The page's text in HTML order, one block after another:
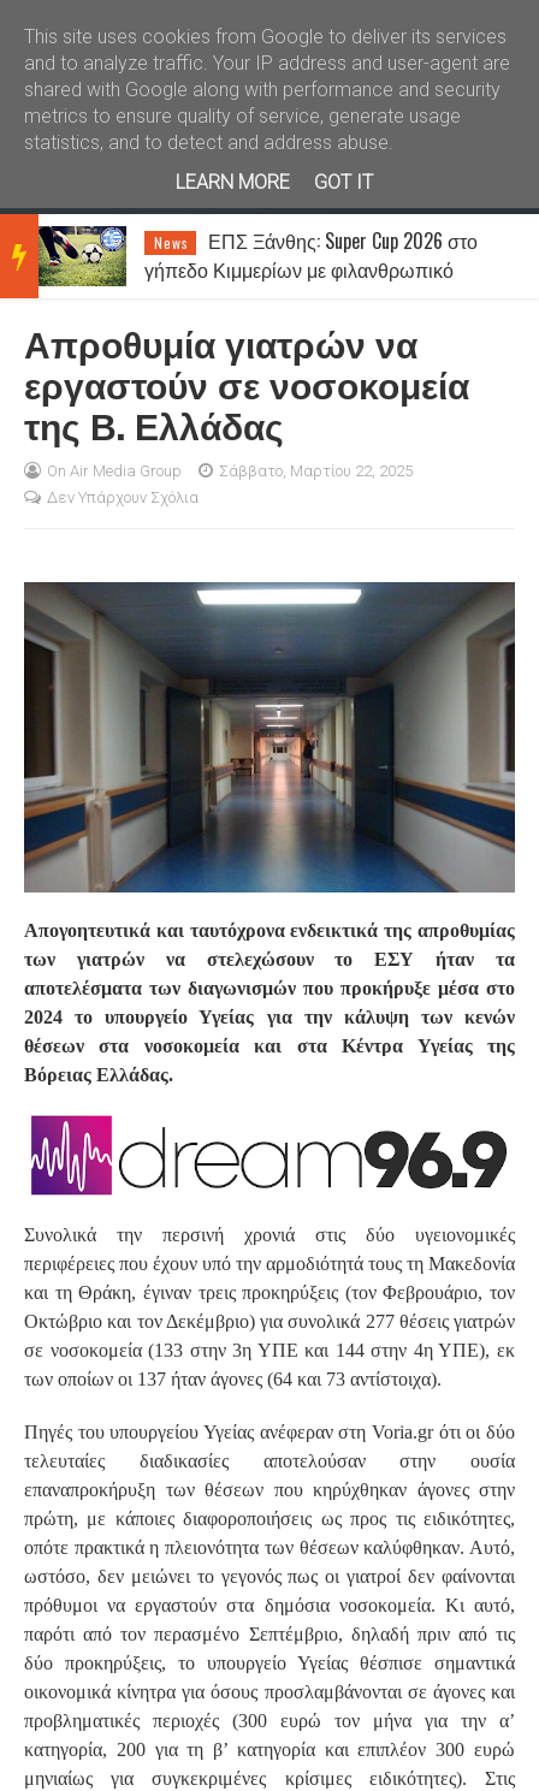
Καλώς ήλθατε Kral News
BRE
AKIN
NEW
News
ΕΠΣ Ξάνθης: Super Cup 2026 στο
γήπεδο Κιμμερίων με φιλανθρωπικό
Απροθυμία γιατρών να
εργαστούν σε νοσοκομεία
της Β. Ελλάδας
On Air Media Group
Σάββατο, Μαρτίου 22, 2025
Δεν Υπάρχουν Σχόλια
Απογοητευτικά και ταυτόχρονα ενδεικτικά της απροθυμίας
των γιατρών να στελεχώσουν το ΕΣΥ ήταν τα
αποτελέσματα των διαγωνισμών που προκήρυξε μέσα στο
2024 το υπουργείο Υγείας για την κάλυψη των κενών
θέσεων στα νοσοκομεία και στα Κέντρα Υγείας της
Βόρειας Ελλάδας.
Συνολικά την περσινή χρονιά στις δύο υγειονομικές
περιφέρειες που έχουν υπό την αρμοδιότητά τους τη Μακεδονία
και τη Θράκη, έγιναν τρεις προκηρύξεις (τον Φεβρουάριο, τον
Οκτώβριο και τον Δεκέμβριο) για συνολικά 277 θέσεις γιατρών
σε νοσοκομεία (133 στην 3η ΥΠΕ και 144 στην 4η ΥΠΕ), εκ
των οποίων οι 137 ήταν άγονες (64 και 73 αντίστοιχα).
Πηγές του υπουργείου Υγείας ανέφεραν στη Voria.gr ότι οι δύο
τελευταίες διαδικασίες αποτελούσαν στην ουσία
επαναπροκήρυξη των θέσεων που κηρύχθηκαν άγονες στην
πρώτη, με κάποιες διαφοροποιήσεις ως προς τις ειδικότητες,
οπότε πρακτικά η πλειονότητα των θέσεων καλύφθηκαν. Αυτό,
ωστόσο, δεν μειώνει το γεγονός πως οι γιατροί δεν φαίνονται
πρόθυμοι να εργαστούν στα δημόσια νοσοκομεία. Κι αυτό,
παρότι από τον περασμένο Σεπτέμβριο, δηλαδή πριν από τις
δύο προκηρύξεις, το υπουργείο Υγείας θέσπισε σημαντικά
οικονομικά κίνητρα για όσους προσλαμβάνονται σε άγονες και
προβληματικές περιοχές (300 ευρώ τον μήνα για την α’
κατηγορία, 200 για τη β’ κατηγορία και επιπλέον 300 ευρώ
μηνιαίως για συγκεκριμένες κρίσιμες ειδικότητες). Στις
This site uses cookies from Google to deliver its services
and to analyze traffic. Your IP address and user-agent are
shared with Google along with performance and security
metrics to ensure quality of service, generate usage
statistics, and to detect and address abuse.
LEARN MORE
GOT IT